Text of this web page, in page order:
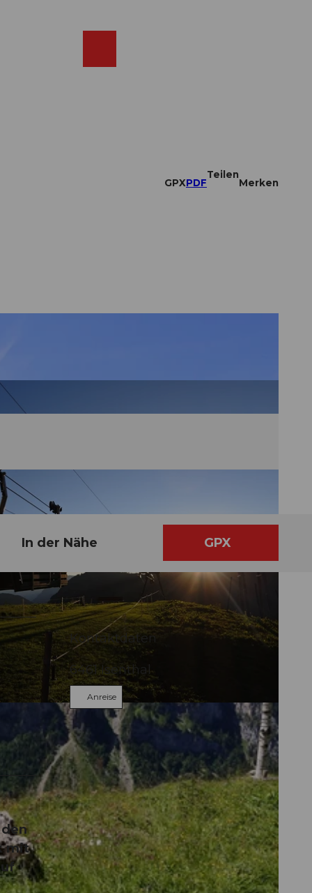
GPXPDF
Teilen
Merken
In der Nähe GPX
mit
Kontaktdaten
6461Isenthal
Anreise